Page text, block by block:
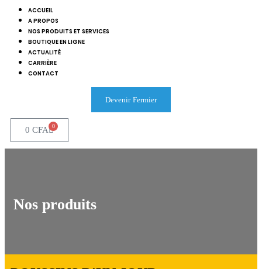
ACCUEIL
A PROPOS
NOS PRODUITS ET SERVICES
BOUTIQUE EN LIGNE
ACTUALITÉ
CARRIÈRE
CONTACT
Devenir Fermier
0 CFA 0
Nos produits